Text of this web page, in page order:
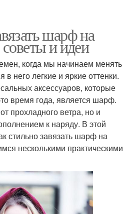
шарф на
и идеи
когда мы начинаем менять
в него легкие и яркие оттенки.
аксессуаров, которые
время года, является шарф.
прохладного ветра, но и
к наряду. В этой
стильно завязать шарф на
несколькими практическими